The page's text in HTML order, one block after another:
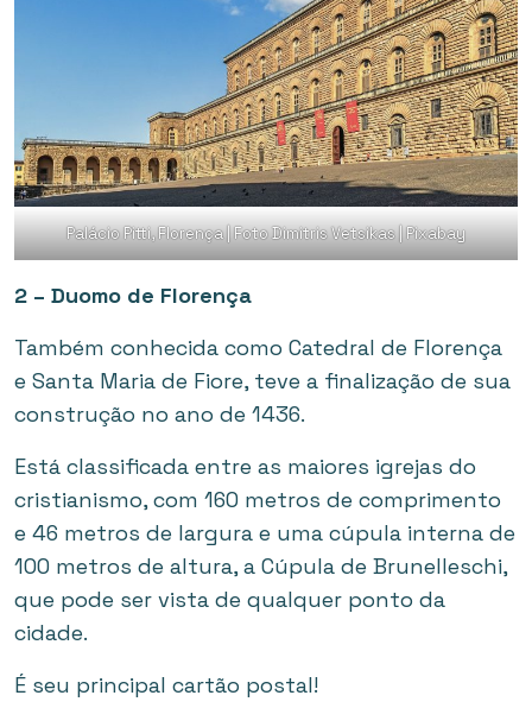
Palácio Pitti, Florença | Foto Dimitris Vetsikas | Pixabay
2 – Duomo de Florença
Também conhecida como Catedral de Florença
e Santa Maria de Fiore, teve a finalização de sua
construção no ano de 1436.
Está classificada entre as maiores igrejas do
cristianismo, com 160 metros de comprimento
e 46 metros de largura e uma cúpula interna de
100 metros de altura, a Cúpula de Brunelleschi,
que pode ser vista de qualquer ponto da
cidade.
É seu principal cartão postal!